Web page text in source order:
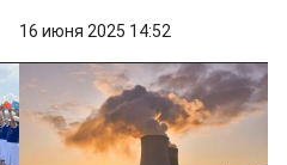
16 июня 2025 14:52